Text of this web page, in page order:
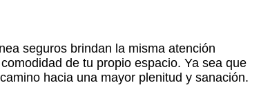
seguros brindan la misma atención
de tu propio espacio. Ya sea que
hacia una mayor plenitud y sanación.